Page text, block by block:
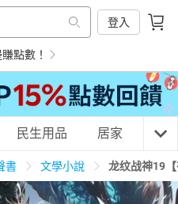
登入
點數！
民生用品 居家 3C
書 文學小說 龙纹战神19